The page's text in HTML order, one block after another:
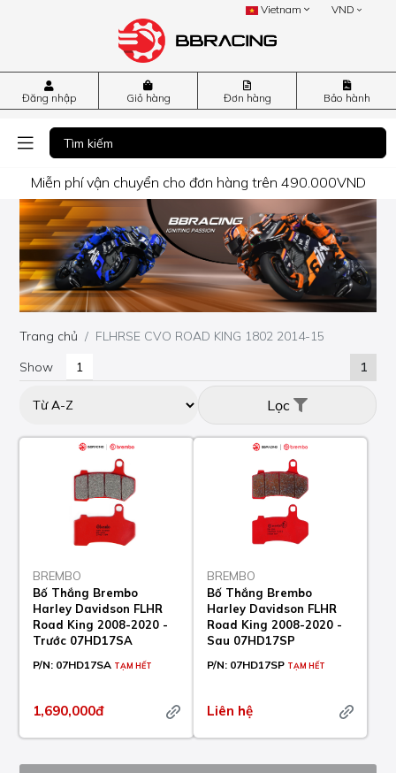
Vietnam VND
Đăng nhập Giỏ hàng Đơn hàng Bảo hành
Miễn phí vận chuyển cho đơn hàng trên 490.000VND
Trang chủ
FLHRSE CVO ROAD KING 1802 2014-15
Show
1
Lọc
BREMBO
Bố Thắng Brembo
Harley Davidson FLHR
Road King 2008-2020 -
Trước 07HD17SA
P/N: 07HD17SA TẠM HẾT
1,690,000đ
BREMBO
Bố Thắng Brembo
Harley Davidson FLHR
Road King 2008-2020 -
Sau 07HD17SP
P/N: 07HD17SP TẠM HẾT
Liên hệ